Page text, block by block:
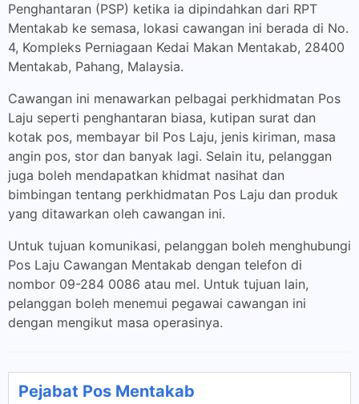
Penghantaran (PSP) ketika ia dipindahkan dari RPT
Mentakab ke semasa, lokasi cawangan ini berada di No.
4, Kompleks Perniagaan Kedai Makan Mentakab, 28400
Mentakab, Pahang, Malaysia.
Cawangan ini menawarkan pelbagai perkhidmatan Pos
Laju seperti penghantaran biasa, kutipan surat dan
kotak pos, membayar bil Pos Laju, jenis kiriman, masa
angin pos, stor dan banyak lagi. Selain itu, pelanggan
juga boleh mendapatkan khidmat nasihat dan
bimbingan tentang perkhidmatan Pos Laju dan produk
yang ditawarkan oleh cawangan ini.
Untuk tujuan komunikasi, pelanggan boleh menghubungi
Pos Laju Cawangan Mentakab dengan telefon di
nombor 09-284 0086 atau mel. Untuk tujuan lain,
pelanggan boleh menemui pegawai cawangan ini
dengan mengikut masa operasinya.
Pejabat Pos Mentakab